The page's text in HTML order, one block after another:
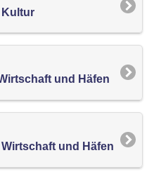
Kultur
und Häfen
und Häfen